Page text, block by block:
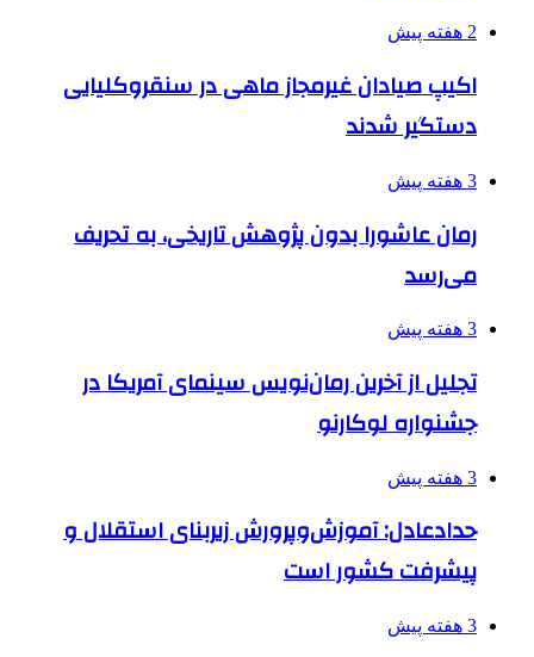
2 هفته پیش
اکیپ صیادان غیرمجاز ماهی در سنقروکلیایی
دستگیر شدند
3 هفته پیش
رمان عاشورا بدون پژوهش تاریخی، به تحریف
می‌رسد
3 هفته پیش
تجلیل از آخرین رمان‌نویس سینمای آمریکا در
جشنواره لوکارنو
3 هفته پیش
حدادعادل: آموزش‌وپرورش زیربنای استقلال و
پیشرفت کشور است
3 هفته پیش